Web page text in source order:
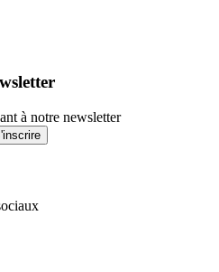
à notre newsletter